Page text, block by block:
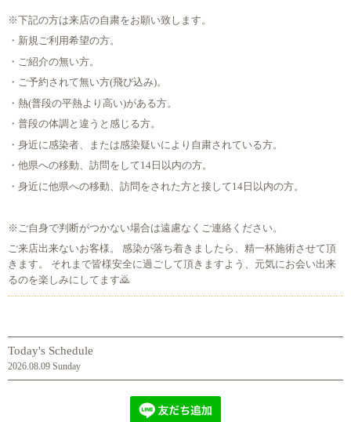
※下記の方は来店の自粛をお願い致します。
・新規ご利用希望の方。
・ご紹介の無い方。
・ご予約されて無い方(飛び込み)。
・熱(普段の平熱より高い)がある方。
・普段の体調と違うと感じる方。
・身近に感染者、または感染疑いにより自粛されている方。
・他県への移動、訪問をして14日以内の方。
・身近に他県への移動、訪問をされた方と接して14日以内の方。
※ご自身で判断がつかない場合は遠慮なくご連絡ください。
ご来店出来ないお客様。 感染が落ち着きましたら、精一杯施術させて頂
きます。 それまで皆様安全に過ごして頂きますよう、元気にお会い出来
るのを楽しみにしてます🙇
Today's Schedule
2026.08.09 Sunday